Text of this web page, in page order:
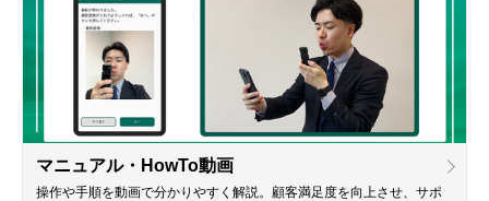
マニュアル・HowTo動画
操作や手順を動画で分かりやすく解説。顧客満足度を向上させ、サポ